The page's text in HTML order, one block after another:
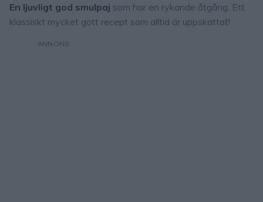
En ljuvligt god smulpaj som har en rykande åtgång. Ett
klassiskt mycket gott recept som alltid är uppskattat!